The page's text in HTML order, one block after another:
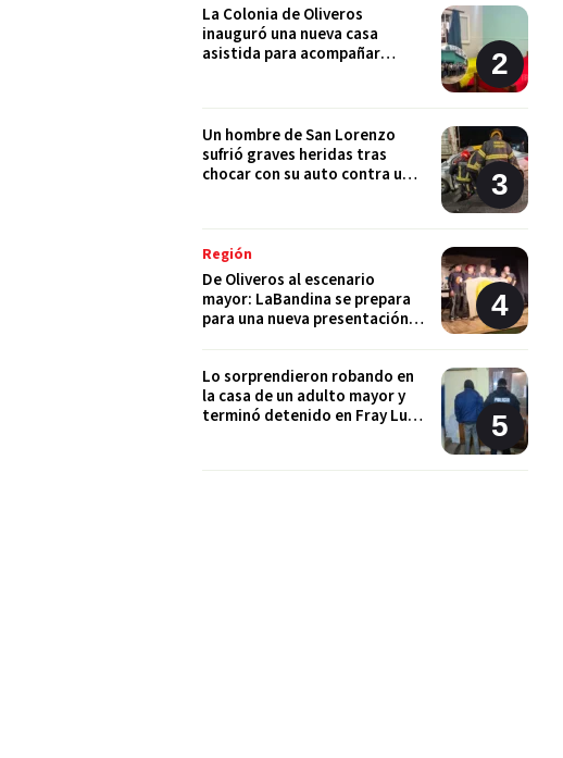
La Colonia de Oliveros
inauguró una nueva casa
asistida para acompañar
Un hombre de San Lorenzo
sufrió graves heridas tras
chocar con su auto contra un
Región
De Oliveros al escenario
mayor: LaBandina se prepara
para una nueva presentación
Lo sorprendieron robando en
la casa de un adulto mayor y
terminó detenido en Fray Luis